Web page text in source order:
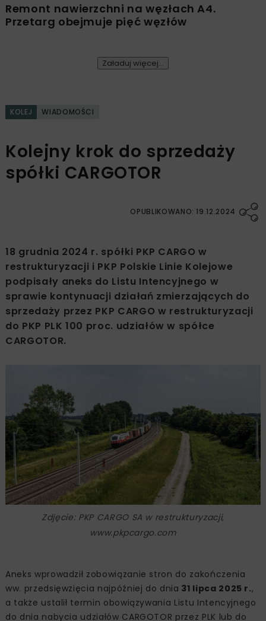
Remont nawierzchni na węzłach A4.
Przetarg obejmuje pięć węzłów
Załaduj więcej...
KOLEJ WIADOMOŚCI
Kolejny krok do sprzedaży
spółki CARGOTOR
OPUBLIKOWANO: 19.12.2024
18 grudnia 2024 r. spółki PKP CARGO w
restrukturyzacji i PKP Polskie Linie Kolejowe
podpisały aneks do Listu Intencyjnego w
sprawie kontynuacji działań zmierzających do
sprzedaży przez PKP CARGO w restrukturyzacji
do PKP PLK 100 proc. udziałów w spółce
CARGOTOR.
Zdjęcie: PKP CARGO SA w restrukturyzacji,
www.pkpcargo.com
Aneks wprowadził zobowiązanie stron do zakończenia
ww. przedsięwzięcia najpóźniej do dnia 31 lipca 2025 r.,
a także ustalił termin obowiązywania Listu Intencyjnego
do dnia nabycia udziałów CARGOTOR przez PLK lub do